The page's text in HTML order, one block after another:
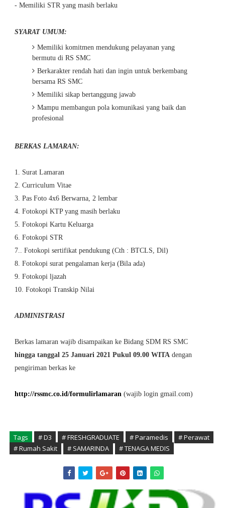
- Memiliki STR yang masih berlaku
SYARAT UMUM:
Memiliki komitmen mendukung pelayanan yang
bermutu di RS SMC
Berkarakter rendah hati dan ingin untuk berkembang
bersama RS SMC
Memiliki sikap bertanggung jawab
Mampu membangun pola komunikasi yang baik dan
profesional
BERKAS LAMARAN:
1. Surat Lamaran
2. Curriculum Vitae
3. Pas Foto 4x6 Berwarna, 2 lembar
4. Fotokopi KTP yang masih berlaku
5. Fotokopi Kartu Keluarga
6. Fotokopi STR
7.. Fotokopi sertifikat pendukung (Cth : BTCLS, Dil)
8. Fotokopi surat pengalaman kerja (Bila ada)
9. Fotokopi ljazah
10. Fotokopi Transkip Nilai
ADMINISTRASI
Berkas lamaran wajib disampaikan ke Bidang SDM RS SMC
hingga tanggal 25 Januari 2021 Pukul 09.00 WITAdengan
pengiriman berkas ke
http://rssmc.co.id/formulirlamaran(wajib login gmail.com)
Tags # D3 # FRESHGRADUATE # Paramedis
# Perawat
# Rumah Sakit
# SAMARINDA # TENAGA MEDIS